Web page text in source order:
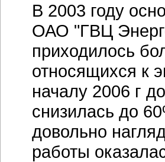
В 2003 году
ОАО "ГВЦ
приходилось
относящихся к
началу 2006 г
снизилась до
довольно
работы